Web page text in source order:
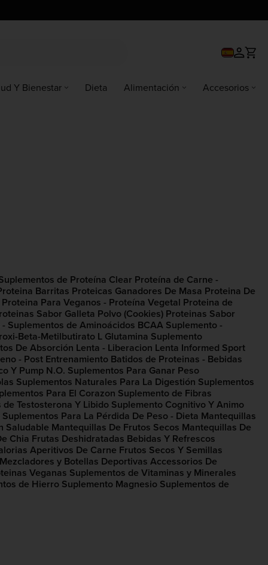
Y Bienestar Dieta Alimentación Accesorios
de Proteína Clear Proteína de Carne -
Barritas Proteicas​ Ganadores De Masa Proteina De
Proteina Para Veganos - Proteína Vegetal Proteina de
Sabor Galleta Polvo (Cookies) Proteinas Sabor
Suplementos de Aminoácidos BCAA Suplemento -
Beta-Metilbutirato L Glutamina Suplemento
De Absorción Lenta - Liberacion Lenta Informed Sport
- Post Entrenamiento Batidos de Proteinas - Bebidas
Y Pump N.O. Suplementos Para Ganar Peso
Suplementos Naturales Para La Digestión​ Suplementos
Para El Corazon​ Suplemento de Fibras​
Testosterona Y Libido Suplemento Cognitivo​ Y Animo
Suplementos Para La Pérdida De Peso - Dieta Mantequillas
Saludable Mantequillas De Frutos Secos Mantequillas De
Chia Frutas Deshidratadas Bebidas Y Refrescos
Aperitivos De Carne Frutos Secos Y Semillas
y Botellas Deportivas Accessorios De
Veganas Suplementos de Vitaminas y Minerales
de Hierro Suplemento Magnesio Suplementos de